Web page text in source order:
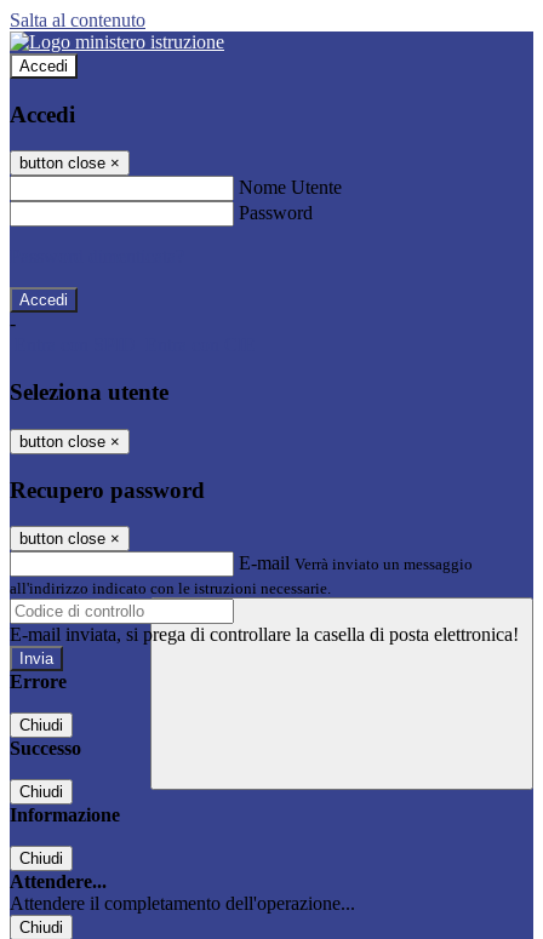
Salta al contenuto
Accedi
Accedi
button close ×
Nome Utente
Password
-
Seleziona utente
button close ×
Recupero password
button close ×
E-mail Verrà inviato un messaggio
all'indirizzo indicato con le istruzioni necessarie.
E-mail inviata, si prega di controllare la casella di posta elettronica!
Errore
Chiudi
Successo
Chiudi
Informazione
Chiudi
Attendere...
Attendere il completamento dell'operazione...
Chiudi